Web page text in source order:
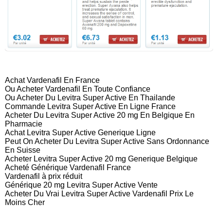
Achat Vardenafil En France
Ou Acheter Vardenafil En Toute Confiance
Ou Acheter Du Levitra Super Active En Thailande
Commande Levitra Super Active En Ligne France
Acheter Du Levitra Super Active 20 mg En Belgique En
Pharmacie
Achat Levitra Super Active Generique Ligne
Peut On Acheter Du Levitra Super Active Sans Ordonnance
En Suisse
Acheter Levitra Super Active 20 mg Generique Belgique
Acheté Générique Vardenafil France
Vardenafil à prix réduit
Générique 20 mg Levitra Super Active Vente
Acheter Du Vrai Levitra Super Active Vardenafil Prix Le
Moins Cher